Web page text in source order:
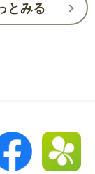
とみる